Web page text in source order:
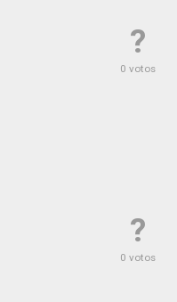
?
0 votos
?
0 votos